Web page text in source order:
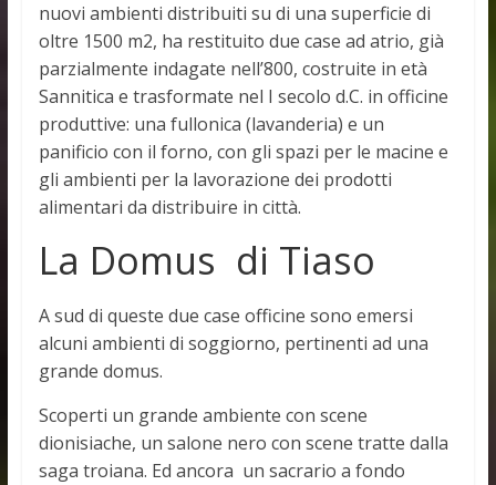
nuovi ambienti distribuiti su di una superficie di
oltre 1500 m2, ha restituito due case ad atrio, già
parzialmente indagate nell’800, costruite in età
Sannitica e trasformate nel I secolo d.C. in officine
produttive: una fullonica (lavanderia) e un
panificio con il forno, con gli spazi per le macine e
gli ambienti per la lavorazione dei prodotti
alimentari da distribuire in città.
La Domus di Tiaso
A sud di queste due case officine sono emersi
alcuni ambienti di soggiorno, pertinenti ad una
grande domus.
Scoperti un grande ambiente con scene
dionisiache, un salone nero con scene tratte dalla
saga troiana. Ed ancora un sacrario a fondo